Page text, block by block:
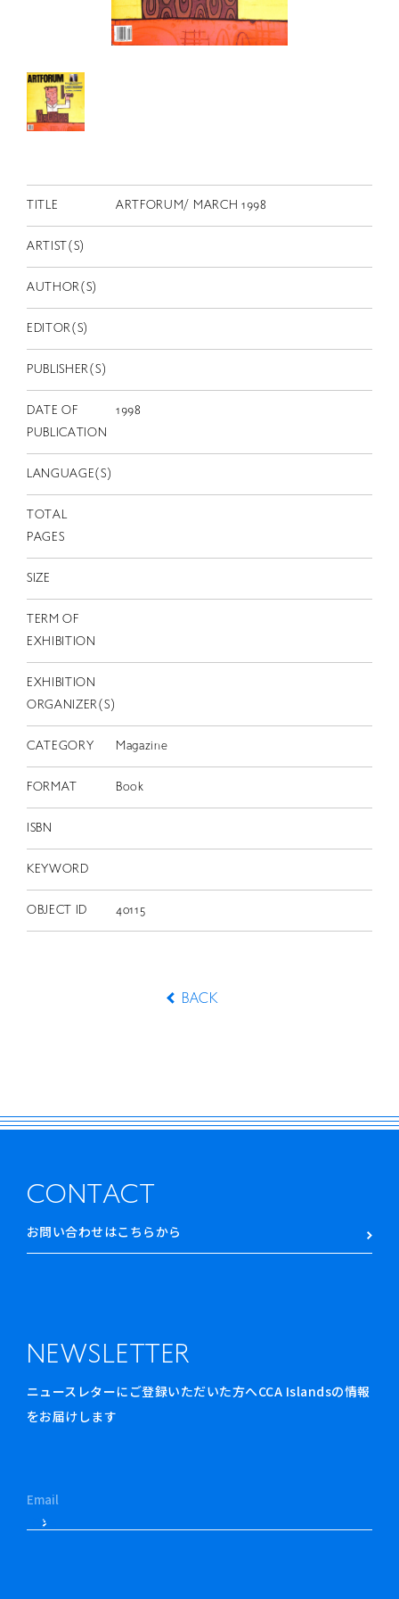
RETRACE
出演者
CONTACT
JP
EN
TITLE ARTFORUM/ MARCH 1998
ARTIST(S)
AUTHOR(S)
EDITOR(S)
PUBLISHER(S)
DATE OF
PUBLICATION
1998
LANGUAGE(S)
TOTAL
PAGES
SIZE
TERM OF
EXHIBITION
EXHIBITION
ORGANIZER(S)
CATEGORY Magazine
FORMAT Book
ISBN
KEYWORD
OBJECT ID 40115
BACK
CONTACT
お問い合わせはこちらから
NEWSLETTER
ニュースレターにご登録いただいた方へCCA Islandsの情報
をお届けします